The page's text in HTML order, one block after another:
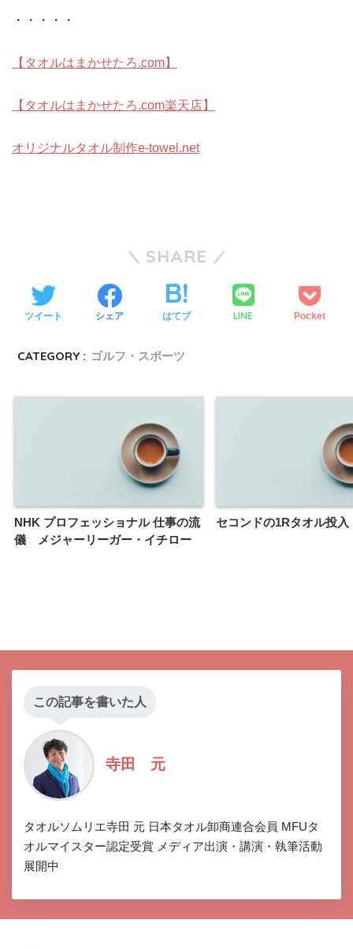
・・・・・
【タオルはまかせたろ.com】
【タオルはまかせたろ.com楽天店】
オリジナルタオル制作e-towel.net
SHARE
ツイート シェア はてブ LINE Pocket
CATEGORY : ゴルフ・スポーツ
NHK プロフェッショナル 仕事の流
儀 メジャーリーガー・イチロー
セコンドの1Rタオル投入
この記事を書いた人
寺田 元
タオルソムリエ寺田 元 日本タオル卸商連合会員 MFUタ
オルマイスター認定受賞 メディア出演・講演・執筆活動
展開中